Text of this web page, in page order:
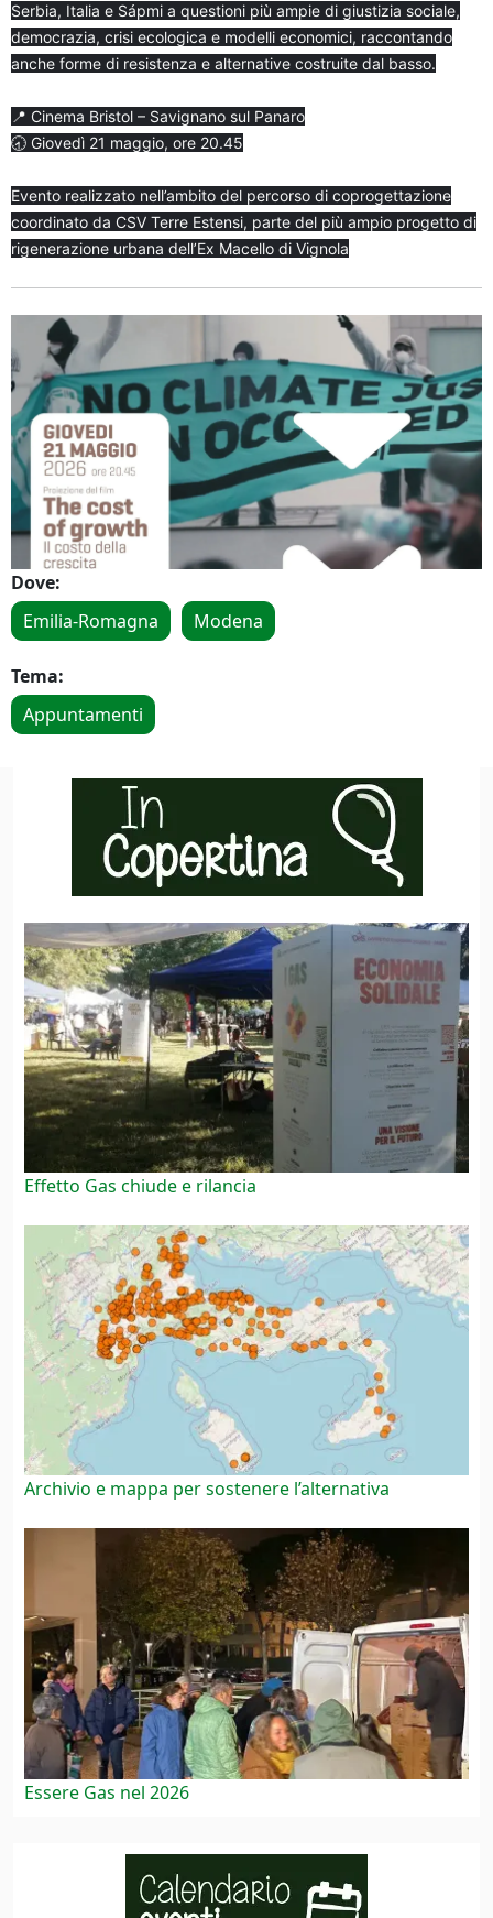
Serbia, Italia e Sápmi a questioni più ampie di giustizia sociale,
democrazia, crisi ecologica e modelli economici, raccontando
anche forme di resistenza e alternative costruite dal basso.
📍 Cinema Bristol – Savignano sul Panaro
🕣 Giovedì 21 maggio, ore 20.45
Evento realizzato nell’ambito del percorso di coprogettazione
coordinato da CSV Terre Estensi, parte del più ampio progetto di
rigenerazione urbana dell’Ex Macello di Vignola
Dove:
Emilia-Romagna
Modena
Tema:
Appuntamenti
Effetto Gas chiude e rilancia
Archivio e mappa per sostenere l’alternativa
Essere Gas nel 2026